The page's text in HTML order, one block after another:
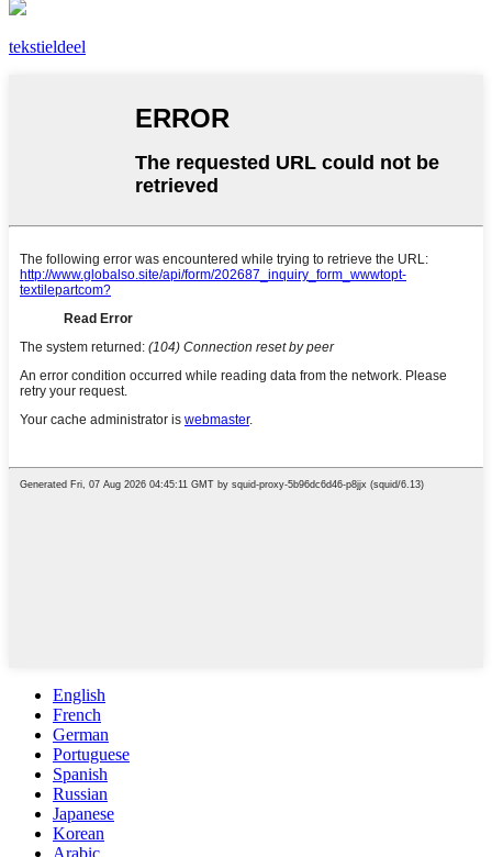
tekstieldeel
English
French
German
Portuguese
Spanish
Russian
Japanese
Korean